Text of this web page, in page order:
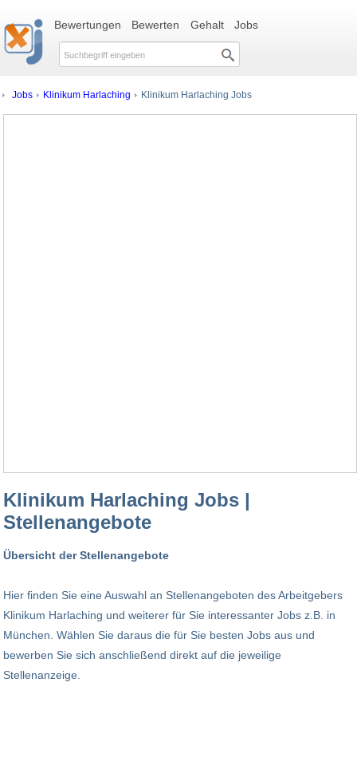
Bewertungen Bewerten Gehalt Jobs
Jobs Klinikum Harlaching Klinikum Harlaching Jobs
Klinikum Harlaching Jobs |
Stellenangebote
Übersicht der Stellenangebote
Hier finden Sie eine Auswahl an Stellenangeboten des Arbeitgebers
Klinikum Harlaching und weiterer für Sie interessanter Jobs z.B. in
München. Wählen Sie daraus die für Sie besten Jobs aus und
bewerben Sie sich anschließend direkt auf die jeweilige
Stellenanzeige.